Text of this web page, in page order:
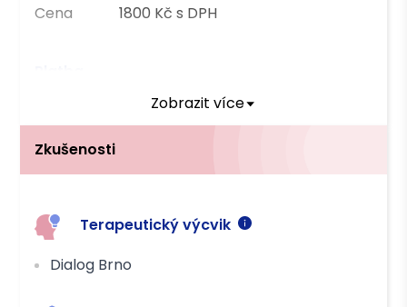
Cena
1800 Kč s DPH
Zobrazit více
Zkušenosti
Terapeutický výcvik
Dialog Brno